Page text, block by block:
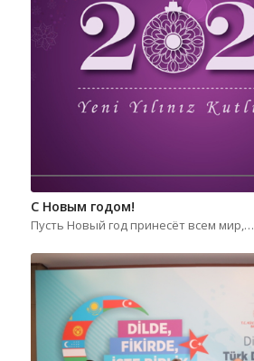
С Новым годом!
Пусть Новый год принесёт всем мир,…